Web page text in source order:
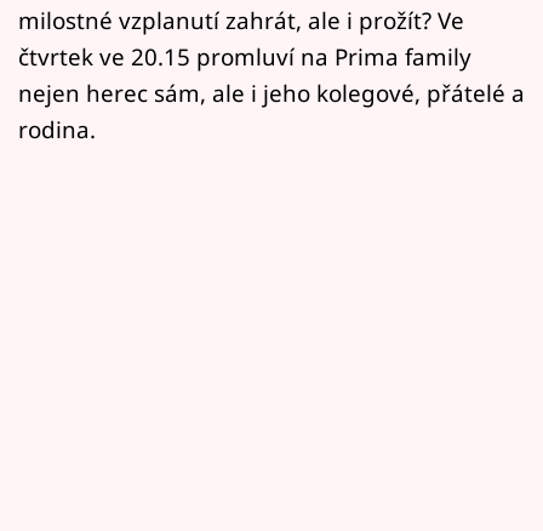
Sledujte nás
milostné vzplanutí zahrát, ale i prožít? Ve
čtvrtek ve 20.15 promluví na Prima family
nejen herec sám, ale i jeho kolegové, přátelé a
rodina.